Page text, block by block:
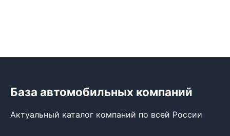
База автомобильных компаний
Актуальный каталог компаний по всей России